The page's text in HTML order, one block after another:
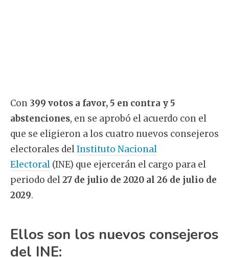
Con 399 votos a favor, 5 en contra y 5
abstenciones, en se aprobó el acuerdo con el
que se eligieron a los cuatro nuevos consejeros
electorales delInstituto Nacional
Electoral (INE) que ejercerán el cargo para el
periodo del27 de julio de 2020 al 26 de julio de
2029.
Ellos son los nuevos consejeros
del INE: